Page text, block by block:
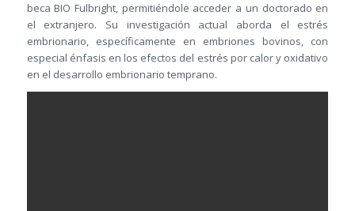
beca BIO Fulbright, permitiéndole acceder a un doctorado en
el extranjero. Su investigación actual aborda el estrés
embrionario, específicamente en embriones bovinos, con
especial énfasis en los efectos del estrés por calor y oxidativo
en el desarrollo embrionario temprano.